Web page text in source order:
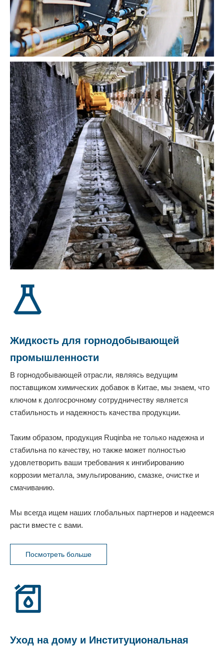
Жидкость для горнодобывающей
промышленности
В горнодобывающей отрасли, являясь ведущим
поставщиком химических добавок в Китае, мы знаем, что
ключом к долгосрочному сотрудничеству является
стабильность и надежность качества продукции.
Таким образом, продукция Ruqinba не только надежна и
стабильна по качеству, но также может полностью
удовлетворить ваши требования к ингибированию
коррозии металла, эмульгированию, смазке, очистке и
смачиванию.
Мы всегда ищем наших глобальных партнеров и надеемся
расти вместе с вами.
Посмотреть больше
Уход на дому и Институциональная